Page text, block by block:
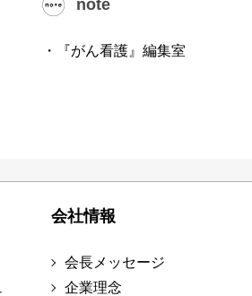
note
・『がん看護』編集室
会社情報
会長メッセージ
企業理念